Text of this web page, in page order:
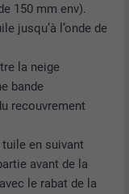
150 mm env).
jusqu’à l’onde de
la neige
bande
recouvrement
tuile en suivant
avant de la
le rabat de la